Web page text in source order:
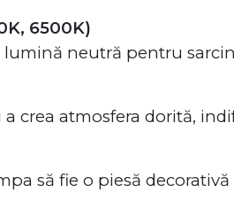
6500K)
neutră pentru
crea atmosfera dorită,
să fie o piesă